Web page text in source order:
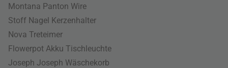
Montana Panton Wire
Stoff Nagel Kerzenhalter
Nova Treteimer
Flowerpot Akku Tischleuchte
Joseph Joseph Wäschekorb